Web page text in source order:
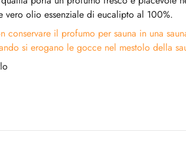
vero olio essenziale di eucalipto al 100%.
conservare il profumo per sauna in una
si erogano le gocce nel mestolo della